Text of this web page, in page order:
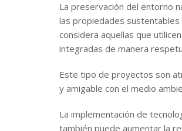
La preservación del entorno
las propiedades
considera aquellas que
integradas de manera
Este tipo de proyectos son
y amigable con el medio
La implementación de
también puede aumentar la